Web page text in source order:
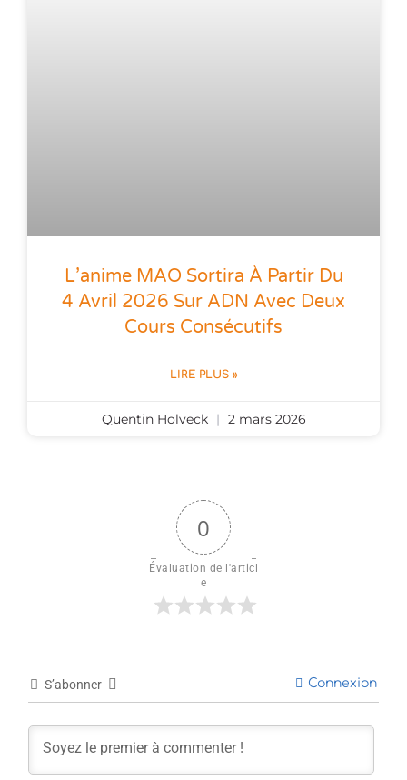
L’anime MAO Sortira À Partir Du
4 Avril 2026 Sur ADN Avec Deux
Cours Consécutifs
LIRE PLUS »
Quentin Holveck 2 mars 2026
0
Évaluation de l'articl
e
S’abonner Connexion